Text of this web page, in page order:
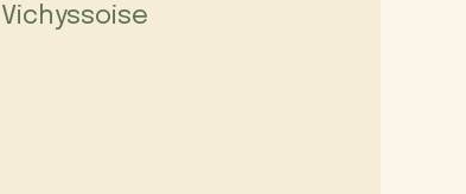
Vichyssoise